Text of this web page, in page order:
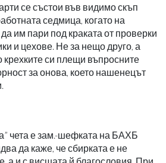
се състои във видимо скъп
седмица, когато на
им пари под краката от проверки
и цехове. Не за нещо друго, а
си плещи въпросните
за онова, което нашенецът
чета е зам.-шефката на БАХБ
да каже, че сбирката е не
а и с висшата й благословия. При